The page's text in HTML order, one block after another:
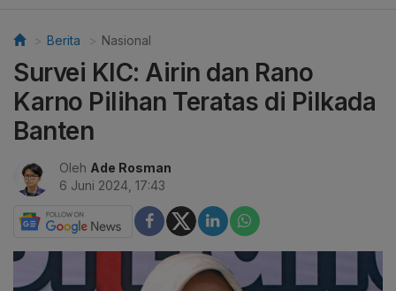
Berita Nasional
Survei KIC: Airin dan Rano
Karno Pilihan Teratas di Pilkada
Banten
Oleh Ade Rosman
6 Juni 2024, 17:43